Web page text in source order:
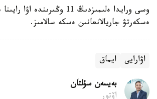
وسى ورايدا ەلىمىزدىڭ 11 وڭىرىندە
ەسكەرتۋ جاريالانعانىن ەسكە سالامىز.
اۋارايى ايماق
بەيسەن سۇلتان